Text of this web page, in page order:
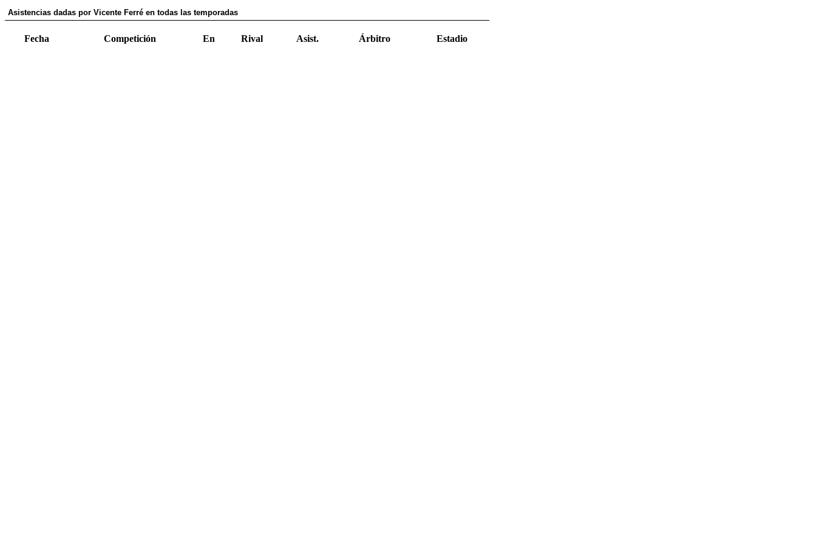
Asistencias dadas por Vicente Ferré en todas las temporadas
Fecha Competición En Rival Asist. Árbitro Estadio